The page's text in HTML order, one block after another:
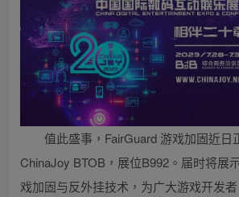
值此盛事，FairGuard 游戏加固近日
ChinaJoy BTOB，展位B992。届时将展
戏加固与反外挂技术，为广大游戏开发